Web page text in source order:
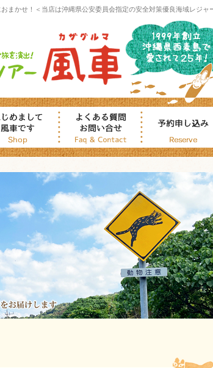
まかせ！＜当店は沖縄県公安委員会指定の安全対策優良海域レジャ